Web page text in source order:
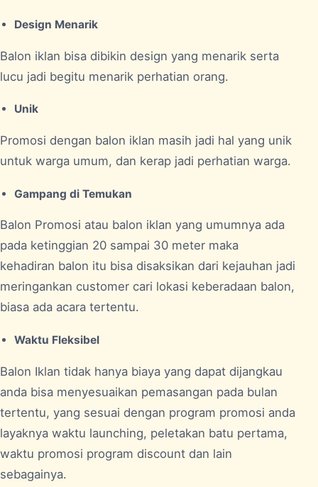
Design Menarik
Balon iklan bisa dibikin design yang menarik serta
lucu jadi begitu menarik perhatian orang.
Unik
Promosi dengan balon iklan masih jadi hal yang unik
untuk warga umum, dan kerap jadi perhatian warga.
Gampang di Temukan
Balon Promosi atau balon iklan yang umumnya ada
pada ketinggian 20 sampai 30 meter maka
kehadiran balon itu bisa disaksikan dari kejauhan jadi
meringankan customer cari lokasi keberadaan balon,
biasa ada acara tertentu.
Waktu Fleksibel
Balon Iklan tidak hanya biaya yang dapat dijangkau
anda bisa menyesuaikan pemasangan pada bulan
tertentu, yang sesuai dengan program promosi anda
layaknya waktu launching, peletakan batu pertama,
waktu promosi program discount dan lain
sebagainya.